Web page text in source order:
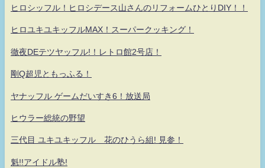
ヒロシッフル！ヒロシデース山さんのリフォームひとりDIY！！
ヒロユキユキッフルMAX！スーパークッキング！
徹夜DEテツヤッフル!！レトロ館2号店！
剛Q超児ともっふる！
ヤナッフル ゲームだいすき6！放送局
ヒウラー総統の野望
三代目 ユキユキッフル 花のひうら組! 見参！
魁!!アイドル塾!